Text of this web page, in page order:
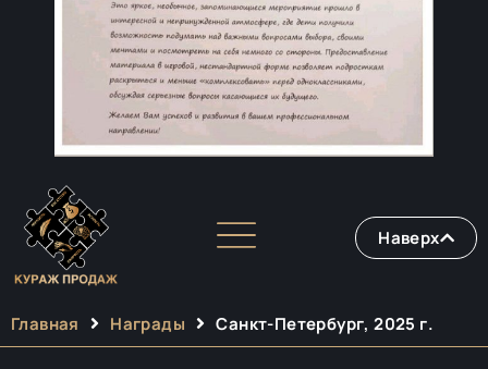
Наверх
Главная Награды Санкт-Петербург, 2025 г.